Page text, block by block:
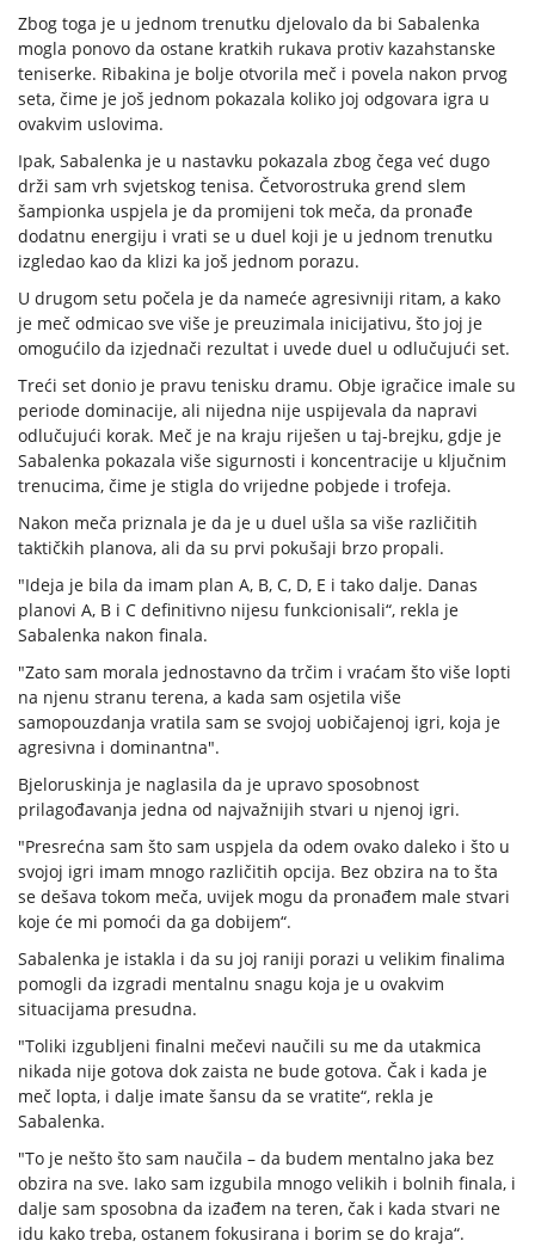
Zbog toga je u jednom trenutku djelovalo da bi Sabalenka
mogla ponovo da ostane kratkih rukava protiv kazahstanske
teniserke. Ribakina je bolje otvorila meč i povela nakon prvog
seta, čime je još jednom pokazala koliko joj odgovara igra u
ovakvim uslovima.
Ipak, Sabalenka je u nastavku pokazala zbog čega već dugo
drži sam vrh svjetskog tenisa. Četvorostruka grend slem
šampionka uspjela je da promijeni tok meča, da pronađe
dodatnu energiju i vrati se u duel koji je u jednom trenutku
izgledao kao da klizi ka još jednom porazu.
U drugom setu počela je da nameće agresivniji ritam, a kako
je meč odmicao sve više je preuzimala inicijativu, što joj je
omogućilo da izjednači rezultat i uvede duel u odlučujući set.
Treći set donio je pravu tenisku dramu. Obje igračice imale su
periode dominacije, ali nijedna nije uspijevala da napravi
odlučujući korak. Meč je na kraju riješen u taj-brejku, gdje je
Sabalenka pokazala više sigurnosti i koncentracije u ključnim
trenucima, čime je stigla do vrijedne pobjede i trofeja.
Nakon meča priznala je da je u duel ušla sa više različitih
taktičkih planova, ali da su prvi pokušaji brzo propali.
"Ideja je bila da imam plan A, B, C, D, E i tako dalje. Danas
planovi A, B i C definitivno nijesu funkcionisali“, rekla je
Sabalenka nakon finala.
"Zato sam morala jednostavno da trčim i vraćam što više lopti
na njenu stranu terena, a kada sam osjetila više
samopouzdanja vratila sam se svojoj uobičajenoj igri, koja je
agresivna i dominantna".
Bjeloruskinja je naglasila da je upravo sposobnost
prilagođavanja jedna od najvažnijih stvari u njenoj igri.
"Presrećna sam što sam uspjela da odem ovako daleko i što u
svojoj igri imam mnogo različitih opcija. Bez obzira na to šta
se dešava tokom meča, uvijek mogu da pronađem male stvari
koje će mi pomoći da ga dobijem“.
Sabalenka je istakla i da su joj raniji porazi u velikim finalima
pomogli da izgradi mentalnu snagu koja je u ovakvim
situacijama presudna.
"Toliki izgubljeni finalni mečevi naučili su me da utakmica
nikada nije gotova dok zaista ne bude gotova. Čak i kada je
meč lopta, i dalje imate šansu da se vratite“, rekla je
Sabalenka.
"To je nešto što sam naučila – da budem mentalno jaka bez
obzira na sve. Iako sam izgubila mnogo velikih i bolnih finala, i
dalje sam sposobna da izađem na teren, čak i kada stvari ne
idu kako treba, ostanem fokusirana i borim se do kraja“.